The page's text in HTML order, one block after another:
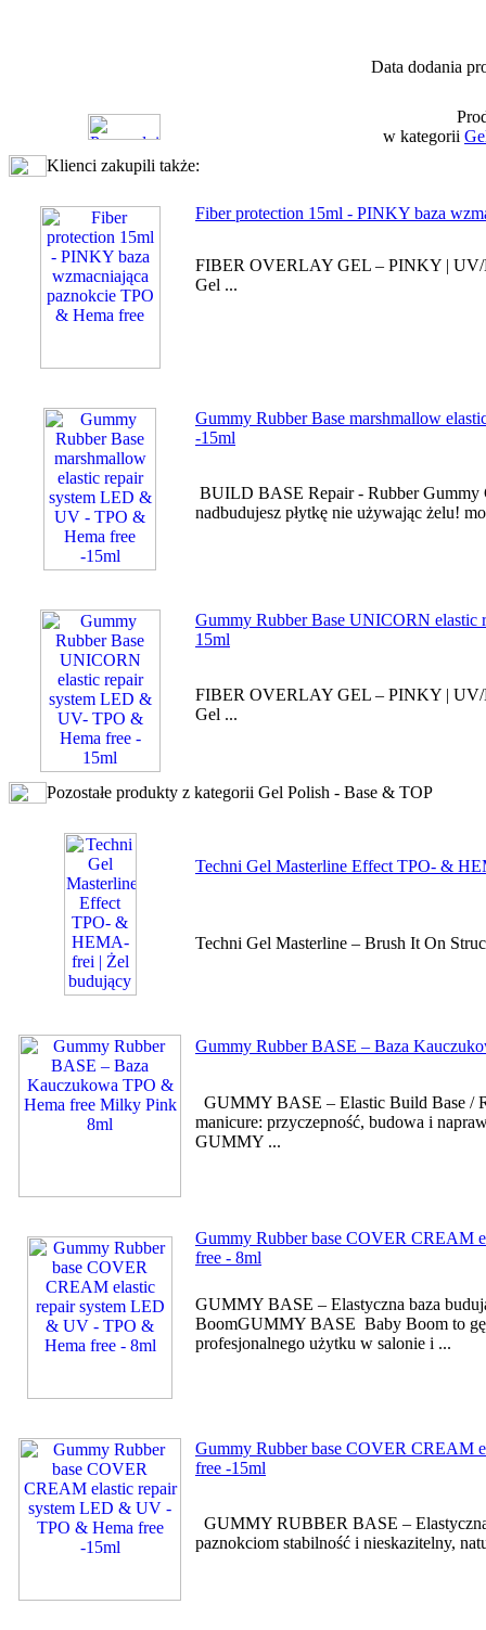
Data dodania
w kategorii
Klienci zakupili także:
Fiber protection 15ml - PINKY baza
FIBER OVERLAY GEL – PINKY | UV/
Gel ...
Gummy Rubber Base marshmallow
-15ml
BUILD BASE Repair - Rubber Gummy
nadbudujesz płytkę nie używając żelu!
Gummy Rubber Base UNICORN
15ml
FIBER OVERLAY GEL – PINKY | UV/
Gel ...
Pozostałe produkty z kategorii Gel Polish - Base & TOP
Techni Gel Masterline Effect TPO- &
Techni Gel Masterline – Brush It On
Gummy Rubber BASE – Baza
GUMMY BASE – Elastic Build Base /
manicure: przyczepność, budowa i
GUMMY ...
Gummy Rubber base COVER CREAM
free - 8ml
GUMMY BASE – Elastyczna baza
BoomGUMMY BASE Baby Boom to
profesjonalnego użytku w salonie i ...
Gummy Rubber base COVER CREAM
free -15ml
GUMMY RUBBER BASE –
paznokciom stabilność i nieskazitelny,